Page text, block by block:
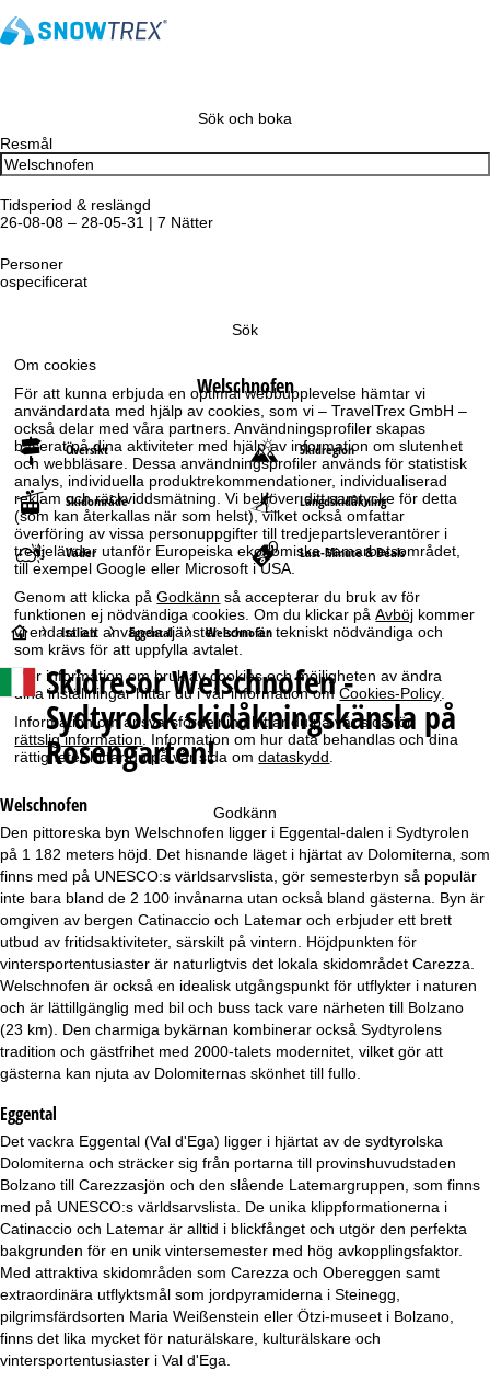
Om cookies
För att kunna erbjuda en optimal webbupplevelse hämtar vi
användardata med hjälp av cookies, som vi – TravelTrex GmbH –
också delar med våra partners. Användningsprofiler skapas
baserat på dina aktiviteter med hjälp av information om slutenhet
och webbläsare. Dessa användningsprofiler används för statistisk
analys, individuella produktrekommendationer, individualiserad
reklam och räckviddsmätning. Vi behöver ditt samtycke för detta
(som kan återkallas när som helst), vilket också omfattar
överföring av vissa personuppgifter till tredjepartsleverantörer i
tredjeländer utanför Europeiska ekonomiska samarbetsområdet,
till exempel Google eller Microsoft i USA.
Genom att klicka påGodkänn så accepterar du bruk av för
funktionen ej nödvändiga cookies. Om du klickar påAvböj kommer
vi endast att använda tjänster som är tekniskt nödvändiga och
som krävs för att uppfylla avtalet.
Mer information om bruk av cookies och möjligheten av ändra
dina inställningar hittar du i vår information omCookies-Policy
Information om ansvarsfördelning hittar du på vår sida för
rättslig information . Information om hur data behandlas och dina
rättigheter hittar du på vår sida omdataskydd
Godkänn
Sök och boka
Resmål
Tidsperiod & reslängd
26-08-08 – 28-05-31 | 7 Nätter
Personer
ospecificerat
Sök
Welschnofen
Översikt Skidregion
Skidområde Längdskidåkning
Väder Last-Minute & Deals
S
t
a
r
t
s
i
d
a
Italien Eggental Welschnofen
SkidresorWelschnofen -
Sydtyrolsk skidåkningskänsla på
Rosengarten!
Welschnofen
Den pittoreska byn Welschnofen ligger i Eggental-dalen i Sydtyrolen
på 1 182 meters höjd. Det hisnande läget i hjärtat av Dolomiterna, som
finns med på UNESCO:s världsarvslista, gör semesterbyn så populär
inte bara bland de 2 100 invånarna utan också bland gästerna. Byn är
omgiven av bergen Catinaccio och Latemar och erbjuder ett brett
utbud av fritidsaktiviteter, särskilt på vintern. Höjdpunkten för
vintersportentusiaster är naturligtvis det lokala skidområdet Carezza.
Welschnofen är också en idealisk utgångspunkt för utflykter i naturen
och är lättillgänglig med bil och buss tack vare närheten till Bolzano
(23 km). Den charmiga bykärnan kombinerar också Sydtyrolens
tradition och gästfrihet med 2000-talets modernitet, vilket gör att
gästerna kan njuta av Dolomiternas skönhet till fullo.
Eggental
Det vackra Eggental (Val d'Ega) ligger i hjärtat av de sydtyrolska
Dolomiterna och sträcker sig från portarna till provinshuvudstaden
Bolzano till Carezzasjön och den slående Latemargruppen, som finns
med på UNESCO:s världsarvslista. De unika klippformationerna i
Catinaccio och Latemar är alltid i blickfånget och utgör den perfekta
bakgrunden för en unik vintersemester med hög avkopplingsfaktor.
Med attraktiva skidområden som Carezza och Obereggen samt
extraordinära utflyktsmål som jordpyramiderna i Steinegg,
pilgrimsfärdsorten Maria Weißenstein eller Ötzi-museet i Bolzano,
finns det lika mycket för naturälskare, kulturälskare och
vintersportentusiaster i Val d'Ega.